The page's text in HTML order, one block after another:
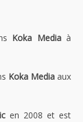
Koka Mediaà
Koka Mediaaux
en 2008 et est